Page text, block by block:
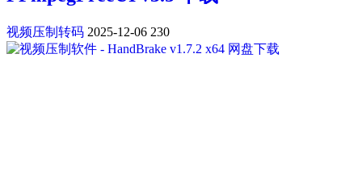
视频压制转码 2025-12-06 230